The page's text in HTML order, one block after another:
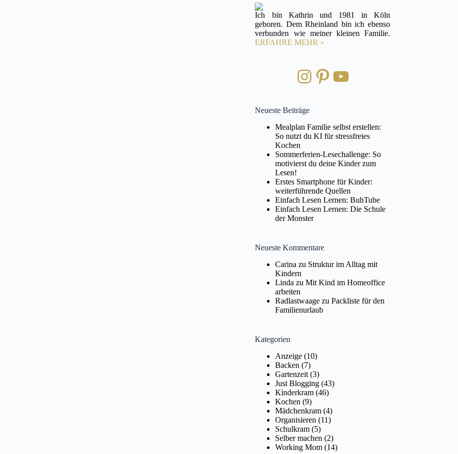
Ich bin Kathrin und 1981 in Köln
geboren. Dem Rheinland bin ich ebenso
verbunden wie meiner kleinen Familie.
ERFAHRE MEHR »
Instagram
Pinterest
YouTube
Neueste Beiträge
Mealplan Familie selbst erstellen:
So nutzt du KI für stressfreies
Kochen
Sommerferien-Lesechallenge: So
motivierst du deine Kinder zum
Lesen!
Erstes Smartphone für Kinder:
weiterführende Quellen
Einfach Lesen Lernen: BuhTube
Einfach Lesen Lernen: Die Schule
der Monster
Neueste Kommentare
Carina zu Struktur im Alltag mit
Kindern
Linda zuMit Kind im Homeoffice
arbeiten
Radlastwaage zuPackliste für den
Familienurlaub
Kategorien
Anzeige (10)
Backen (7)
Gartenzeit (3)
Just Blogging (43)
Kinderkram (46)
Kochen (9)
Mädchenkram (4)
Organisieren (11)
Schulkram (5)
Selber machen (2)
Working Mom (14)